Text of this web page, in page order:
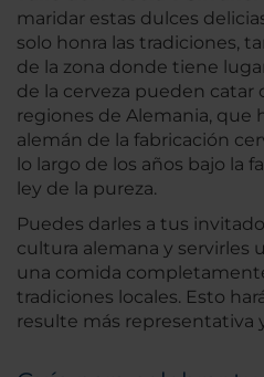
maridar estas dulces
solo honra las tradiciones,
de la zona donde tiene
de la cerveza pueden catar
regiones de Alemania, que
alemán de la fabricación
lo largo de los años bajo la
ley de la pureza.
Puedes darles a tus
cultura alemana y servirles
una comida
tradiciones locales. Esto
resulte más representativa